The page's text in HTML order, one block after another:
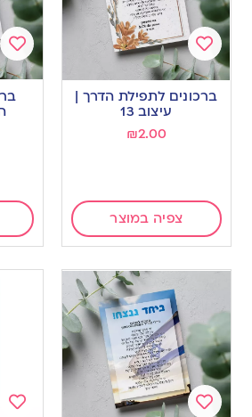
Add
to
wishlist
ברכונים לתפילת הדרך |
עיצוב 13
₪2.00
צפיה במוצר
Add